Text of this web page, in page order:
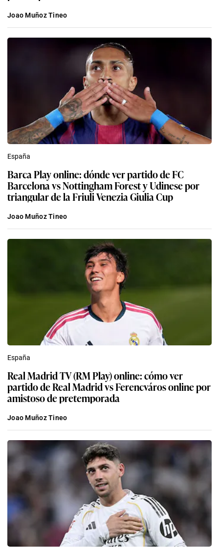
Joao Muñoz Tineo
España
Barca Play online: dónde ver partido de FC
Barcelona vs Nottingham Forest y Udinese por
triangular de la Friuli Venezia Giulia Cup
Joao Muñoz Tineo
España
Real Madrid TV (RM Play) online: cómo ver
partido de Real Madrid vs Ferencváros online por
amistoso de pretemporada
Joao Muñoz Tineo